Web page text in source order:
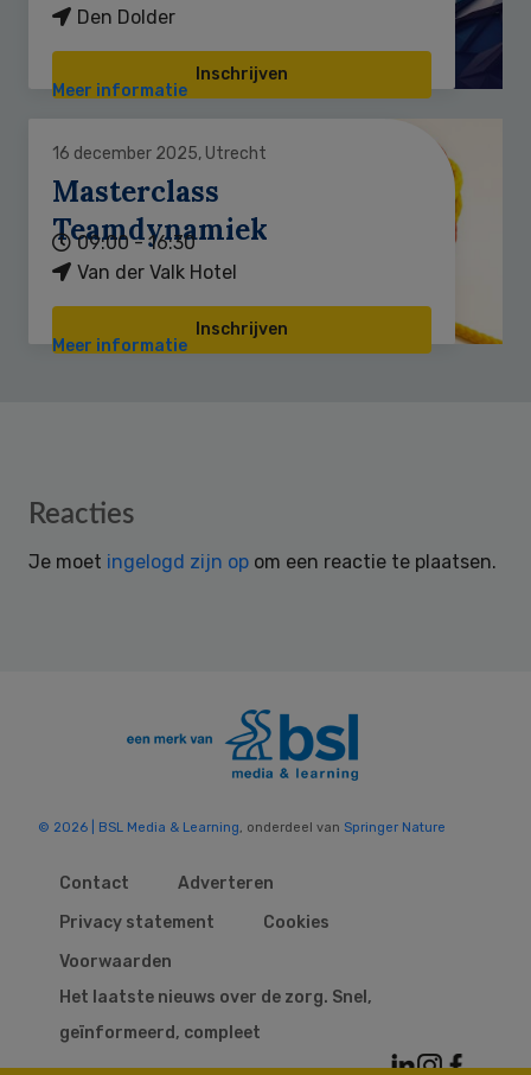
Den Dolder
Inschrijven
Meer informatie
16 december 2025, Utrecht
Masterclass
Teamdynamiek
09:00 - 16:30
Van der Valk Hotel
Inschrijven
Meer informatie
Reader
Reacties
Je moet ingelogd zijn op om een reactie te plaatsen.
© 2026 | BSL Media & Learning , onderdeel van Springer Nature
Contact
Adverteren
Privacy statement
Cookies
Voorwaarden
Het laatste nieuws over de zorg. Snel,
geïnformeerd, compleet